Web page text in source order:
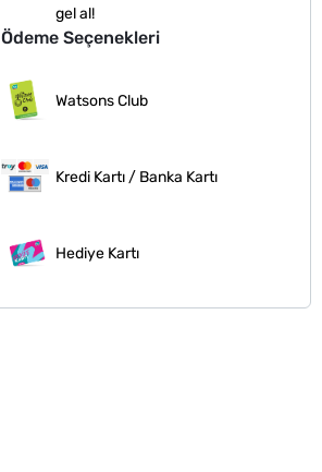
gel al!
Ödeme Seçenekleri
Watsons Club
Kredi Kartı / Banka Kartı
Hediye Kartı